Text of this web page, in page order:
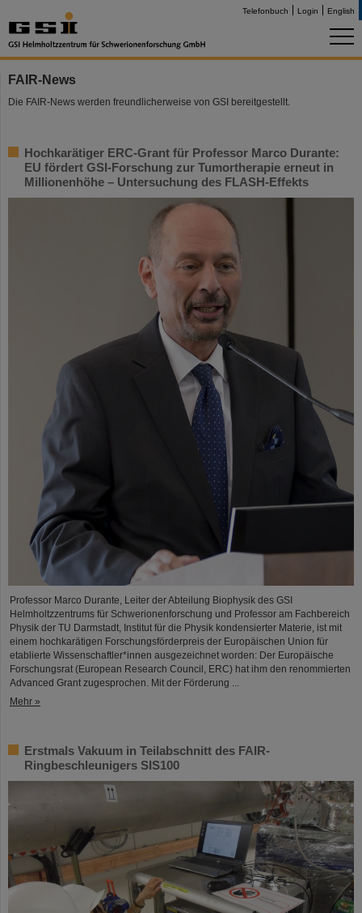
Telefonbuch Login English
FAIR-News
Die FAIR-News werden freundlicherweise von GSI bereitgestellt.
Hochkarätiger ERC-Grant für Professor Marco Durante:
EU fördert GSI-Forschung zur Tumortherapie erneut in
Millionenhöhe – Untersuchung des FLASH-Effekts
Professor Marco Durante, Leiter der Abteilung Biophysik des GSI
Helmholtzzentrums für Schwerionenforschung und Professor am Fachbereich
Physik der TU Darmstadt, Institut für die Physik kondensierter Materie, ist mit
einem hochkarätigen Forschungsförderpreis der Europäischen Union für
etablierte Wissenschaftler*innen ausgezeichnet worden: Der Europäische
Forschungsrat (European Research Council, ERC) hat ihm den renommierten
Advanced Grant zugesprochen. Mit der Förderung ...
Mehr »
Erstmals Vakuum in Teilabschnitt des FAIR-
Ringbeschleunigers SIS100